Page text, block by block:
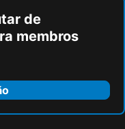
de
membros